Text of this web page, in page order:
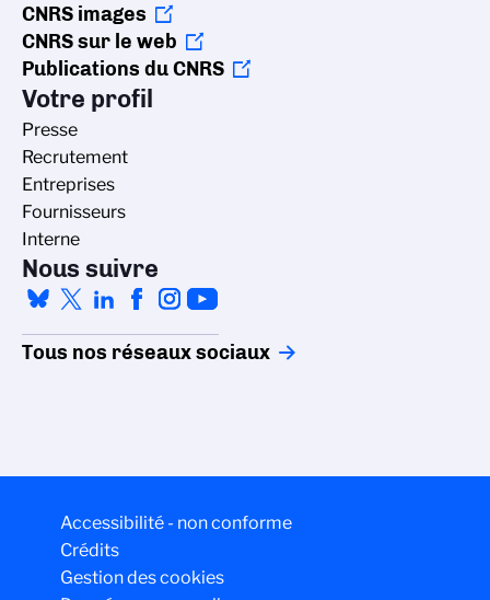
CNRS images
CNRS sur le web
Publications du CNRS
Votre profil
Presse
Recrutement
Entreprises
Fournisseurs
Interne
Nous suivre
Tous nos réseaux sociaux
Accessibilité - non conforme
Crédits
Gestion des cookies